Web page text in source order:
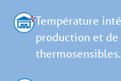
Température
production et de
thermosensibles.